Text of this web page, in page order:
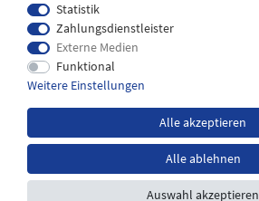
Impressum
Widerrufs­recht
Versandkosten
Statistik
Zahlungsdienstleister
Externe Medien
Funktional
Weitere Einstellungen
Alle akzeptieren
Alle ablehnen
Auswahl akzeptieren